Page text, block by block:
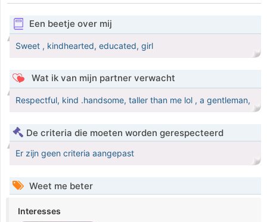
Een beetje over mij
Sweet , kindhearted, educated, girl
Wat ik van mijn partner verwacht
Respectful, kind .handsome, taller than me lol , a gentleman,
De criteria die moeten worden gerespecteerd
Er zijn geen criteria aangepast
Weet me beter
Interesses